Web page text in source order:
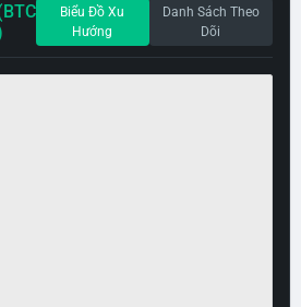
Biểu Đồ Xu
Hướng
Danh Sách Theo
Dõi